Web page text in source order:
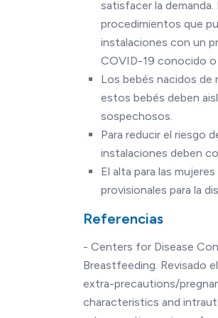
satisfacer la
procedimientos que
instalaciones con un
COVID-19 conocido o
Los bebés nacidos de
estos bebés deben
sospechosos.
Para reducir el riesgo
instalaciones deben
El alta para las
provisionales para la
Referencias
- Centers for Disease
Breastfeeding. Revisado
extra-precautions/
characteristics and